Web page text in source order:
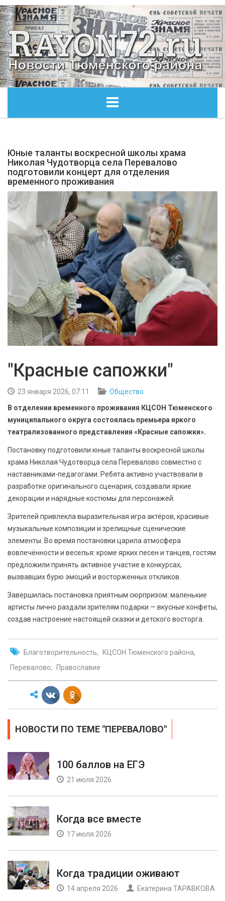
ОБЩЕСТВО
ЭКОНОМИКА
КУЛЬТУРА
БЕЗОПАСНОСТЬ
АРХИВ PDF
Юные таланты воскресной школы храма
Николая Чудотворца села Перевалово
подготовили концерт для отделения
временного проживания
"Красные сапожки"
23 января 2026, 07:11
Общество
В отделении временного проживания КЦСОН Тюменского
муниципального округа состоялась премьера яркого
театрализованного представления «Красные сапожки».
Постановку подготовили юные таланты воскресной школы
храма Николая Чудотворца села Перевалово совместно с
наставниками-педагогами. Ребята активно участвовали в
разработке оригинального сценария, создавали яркие
декорации и нарядные костюмы для персонажей.
Зрителей привлекла выразительная игра актёров, красивые
музыкальные композиции и зрелищные сценические
элементы. Во время постановки царила атмосфера
вовлечённости и веселья: кроме ярких песен и танцев, гостям
предложили принять активное участие в конкурсах,
вызвавших бурю эмоций и восторженных откликов.
Завершилась постановка приятным сюрпризом: маленькие
артисты лично раздали зрителям подарки — вкусные конфеты,
создав настроение настоящей сказки и детского восторга.
Благотворительность
КЦСОН Тюменского района
Перевалово
Православие
НОВОСТИ ПО ТЕМЕ "ПЕРЕВАЛОВО"
100 баллов на ЕГЭ
21 июля 2026
Когда все вместе
17 июля 2026
Когда традиции оживают
14 апреля 2026 Екатерина ТАРАВКОВА